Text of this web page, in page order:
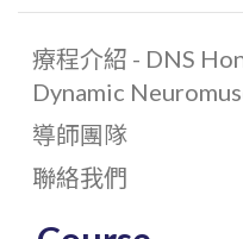
療程介紹 - DNS
Dynamic
導師團隊
聯絡我們